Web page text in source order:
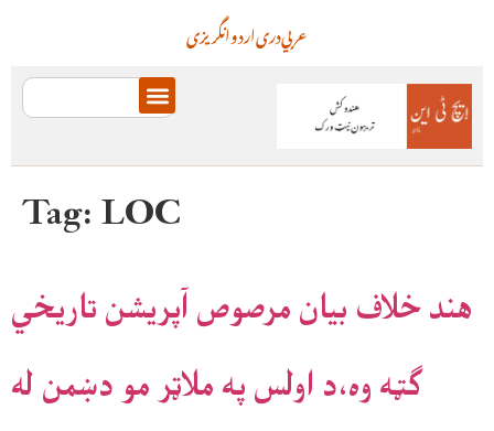
انگریزیاردودریعربي
Tag:LOC
هند خلاف بيان مرصوص آپريشن تاريخي
ګټه وه،د اولس په ملاټر مو دښمن له